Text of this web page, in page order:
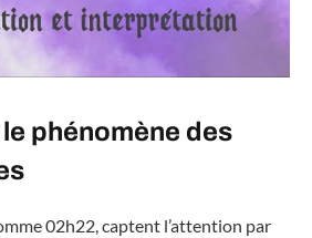
phénomène des
02h22, captent l’attention par